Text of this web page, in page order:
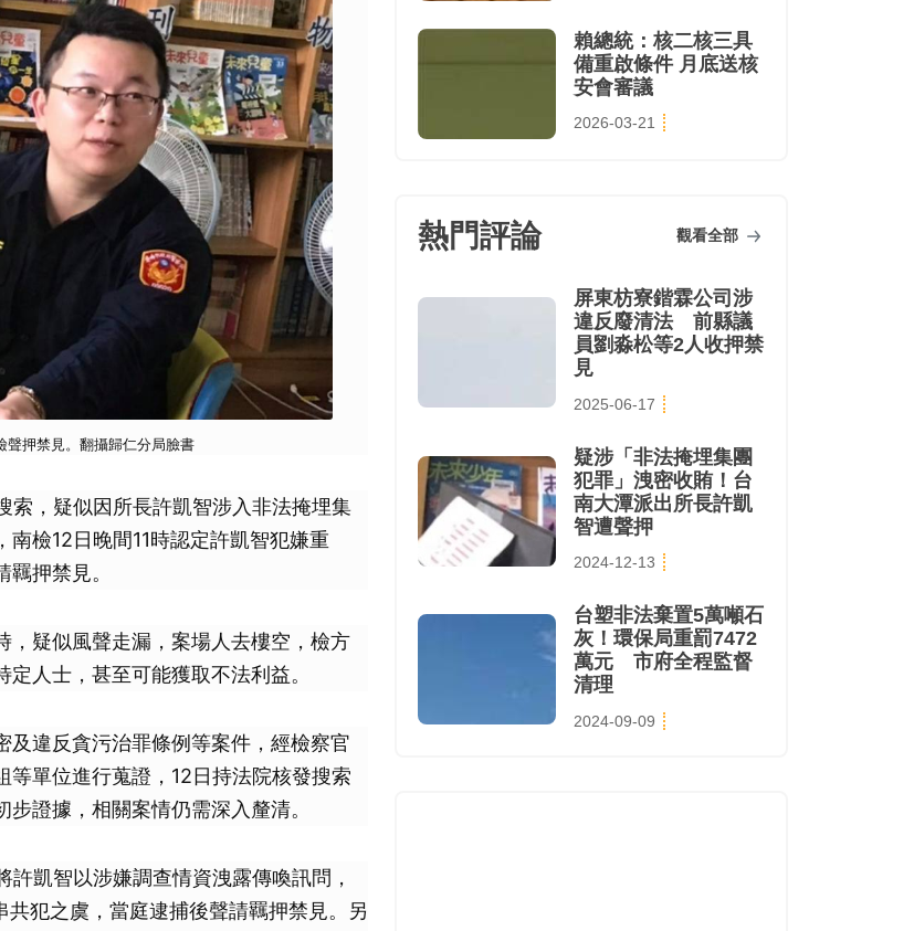
聲押禁見。翻攝歸仁分局臉書
索，疑似因所長許凱智涉入非法掩埋集
檢12日晚間11時認定許凱智犯嫌重
押禁見。
，疑似風聲走漏，案場人去樓空，檢方
人士，甚至可能獲取不法利益。
違反貪污治罪條例等案件，經檢察官
單位進行蒐證，12日持法院核發搜索
證據，相關案情仍需深入釐清。
凱智以涉嫌調查情資洩露傳喚訊問，
犯之虞，當庭逮捕後聲請羈押禁見。另
賴總統：核二核三具
備重啟條件 月底送核
安會審議
2026-03-21
熱門評論 觀看全部
屏東枋寮鍇霖公司涉
違反廢清法 前縣議
員劉淼松等2人收押禁
見
2025-06-17
疑涉「非法掩埋集團
犯罪」洩密收賄！台
南大潭派出所長許凱
智遭聲押
2024-12-13
台塑非法棄置5萬噸石
灰！環保局重罰7472
萬元 市府全程監督
清理
2024-09-09